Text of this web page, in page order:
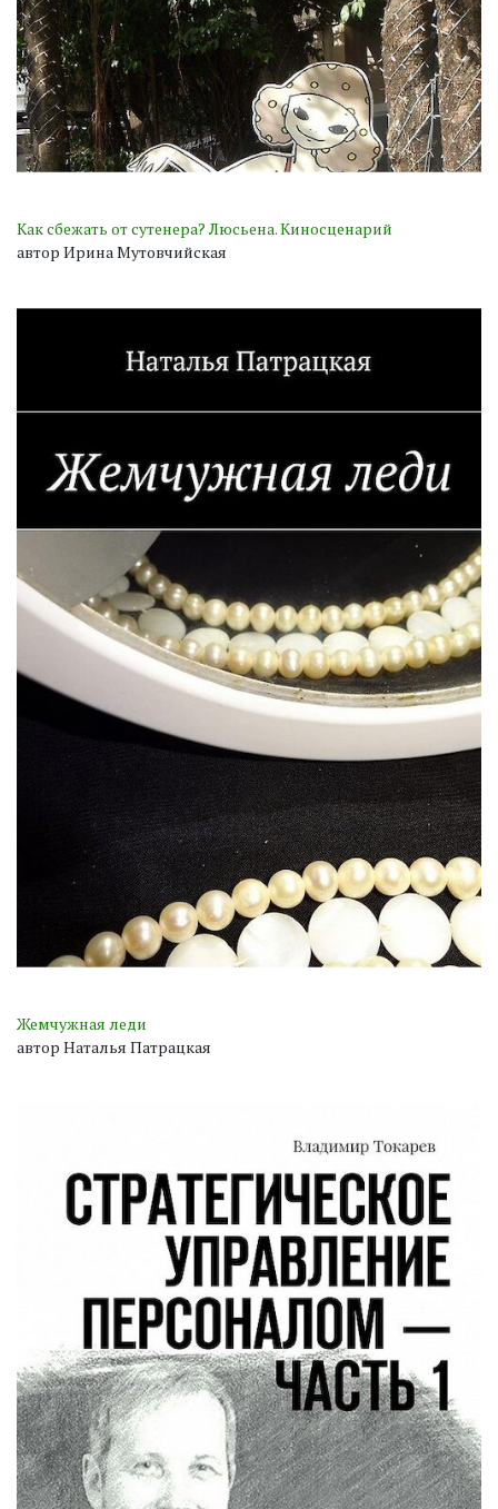
Как сбежать от сутенера? Люсьена. Киносценарий
автор Ирина Мутовчийская
Жемчужная леди
автор Наталья Патрацкая